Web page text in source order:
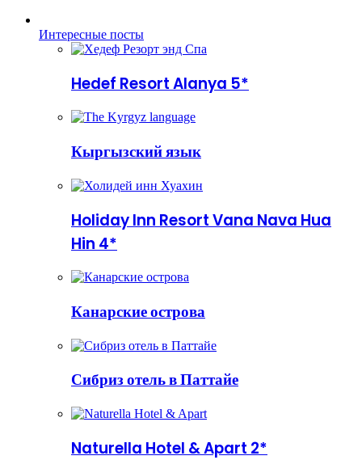
Интересные посты
Hedef Resort Alanya 5*
Кыргызский язык
Holiday Inn Resort Vana Nava Hua
Hin 4*
Канарские острова
Сибриз отель в Паттайе
Naturella Hotel & Apart 2*